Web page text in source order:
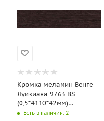
Кромка меламин Венге
Луизиана 9763 BS
(0,5*4110*42мм)
Kronospan
Есть в наличии: 2